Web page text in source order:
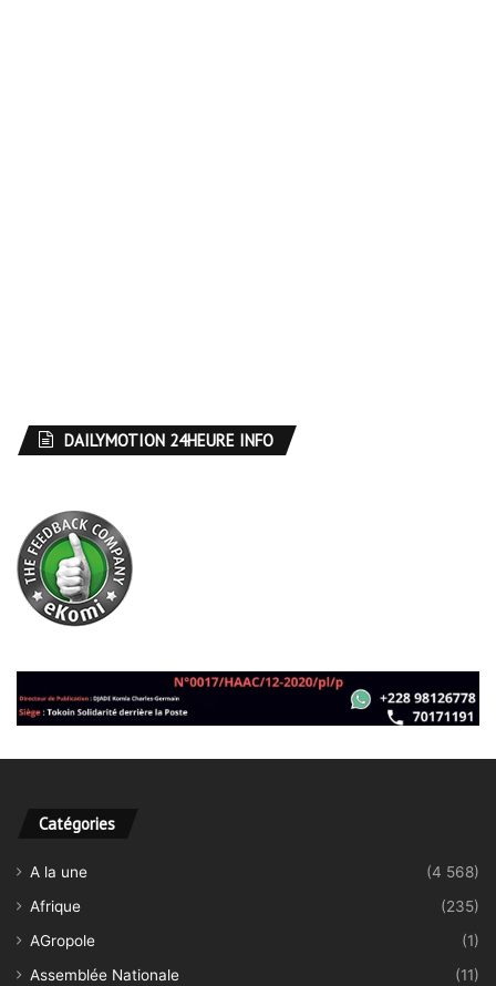
DAILYMOTION 24HEURE INFO
Catégories
A la une
(4 568)
Afrique
(235)
AGropole
(1)
Assemblée Nationale
(11)